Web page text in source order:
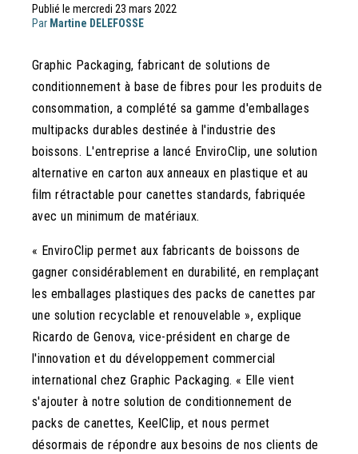
Publié le mercredi 23 mars 2022
Par Martine DELEFOSSE
Graphic Packaging, fabricant de solutions de
conditionnement à base de fibres pour les produits de
consommation, a complété sa gamme d'emballages
multipacks durables destinée à l'industrie des
boissons. L'entreprise a lancé EnviroClip, une solution
alternative en carton aux anneaux en plastique et au
film rétractable pour canettes standards, fabriquée
avec un minimum de matériaux.
« EnviroClip permet aux fabricants de boissons de
gagner considérablement en durabilité, en remplaçant
les emballages plastiques des packs de canettes par
une solution recyclable et renouvelable », explique
Ricardo de Genova, vice-président en charge de
l'innovation et du développement commercial
international chez Graphic Packaging. « Elle vient
s'ajouter à notre solution de conditionnement de
packs de canettes, KeelClip, et nous permet
désormais de répondre aux besoins de nos clients de